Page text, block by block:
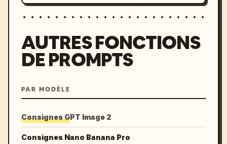
AUTRES FONCTIONS
DE PROMPTS
PAR MODÈLE
Consignes GPT Image 2
Consignes Nano Banana Pro